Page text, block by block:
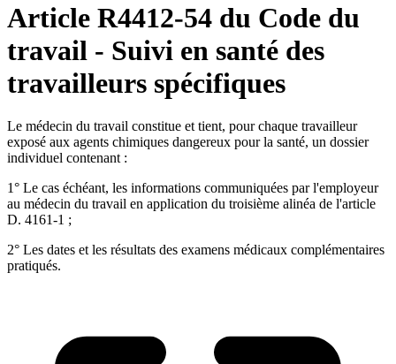
Article R4412-54 du Code du
travail - Suivi en santé des
travailleurs spécifiques
Le médecin du travail constitue et tient, pour chaque travailleur
exposé aux agents chimiques dangereux pour la santé, un dossier
individuel contenant :
1° Le cas échéant, les informations communiquées par l'employeur
au médecin du travail en application du troisième alinéa de l'article
D. 4161-1 ;
2° Les dates et les résultats des examens médicaux complémentaires
pratiqués.